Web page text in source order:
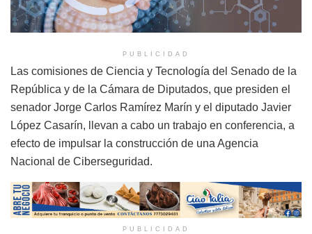
PUBLICIDAD
Las comisiones de Ciencia y Tecnología del Senado de la
República y de la Cámara de Diputados, que presiden el
senador Jorge Carlos Ramírez Marín y el diputado Javier
López Casarín, llevan a cabo un trabajo en conferencia, a
efecto de impulsar la construcción de una Agencia
Nacional de Ciberseguridad.
PUBLICIDAD